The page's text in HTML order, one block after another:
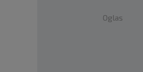
Oglas